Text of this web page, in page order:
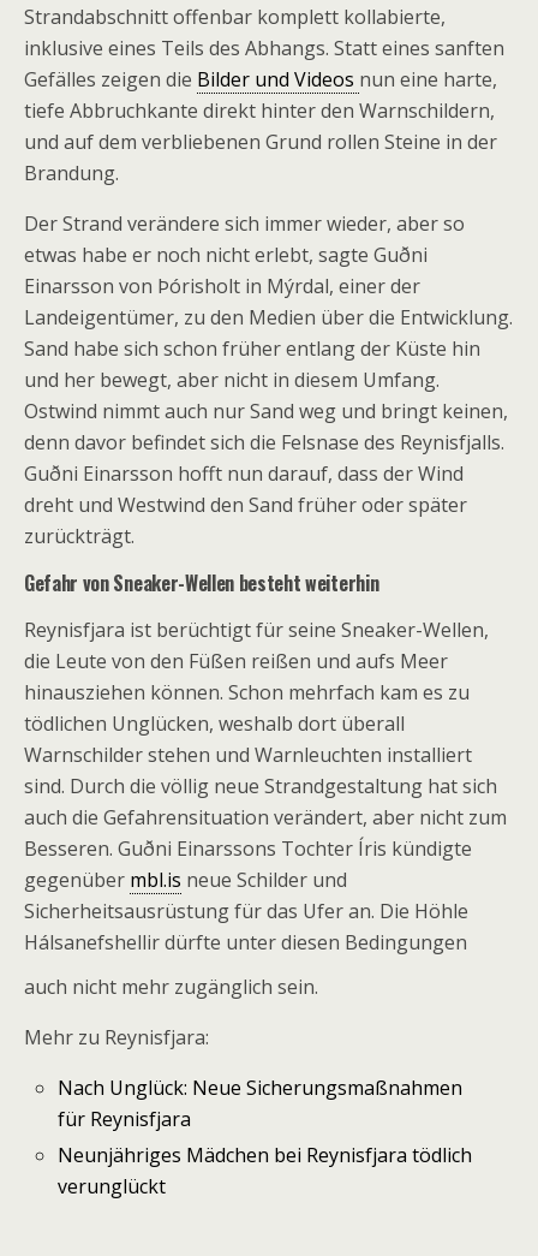
Strandabschnitt offenbar komplett kollabierte,
inklusive eines Teils des Abhangs. Statt eines sanften
Gefälles zeigen die Bilder und Videos nun eine harte,
tiefe Abbruchkante direkt hinter den Warnschildern,
und auf dem verbliebenen Grund rollen Steine in der
Brandung.
Der Strand verändere sich immer wieder, aber so
etwas habe er noch nicht erlebt, sagte Guðni
Einarsson von Þórisholt in Mýrdal, einer der
Landeigentümer, zu den Medien über die Entwicklung.
Sand habe sich schon früher entlang der Küste hin
und her bewegt, aber nicht in diesem Umfang.
Ostwind nimmt auch nur Sand weg und bringt keinen,
denn davor befindet sich die Felsnase des Reynisfjalls.
Guðni Einarsson hofft nun darauf, dass der Wind
dreht und Westwind den Sand früher oder später
zurückträgt.
Gefahr von Sneaker-Wellen besteht weiterhin
Reynisfjara ist berüchtigt für seine Sneaker-Wellen,
die Leute von den Füßen reißen und aufs Meer
hinausziehen können. Schon mehrfach kam es zu
tödlichen Unglücken, weshalb dort überall
Warnschilder stehen und Warnleuchten installiert
sind. Durch die völlig neue Strandgestaltung hat sich
auch die Gefahrensituation verändert, aber nicht zum
Besseren. Guðni Einarssons Tochter Íris kündigte
gegenüber mbl.is neue Schilder und
Sicherheitsausrüstung für das Ufer an. Die Höhle
Hálsanefshellir dürfte unter diesen Bedingungen
auch nicht mehr zugänglich sein.
Mehr zu Reynisfjara:
Nach Unglück: Neue Sicherungsmaßnahmen
für Reynisfjara
Neunjähriges Mädchen bei Reynisfjara tödlich
verunglückt